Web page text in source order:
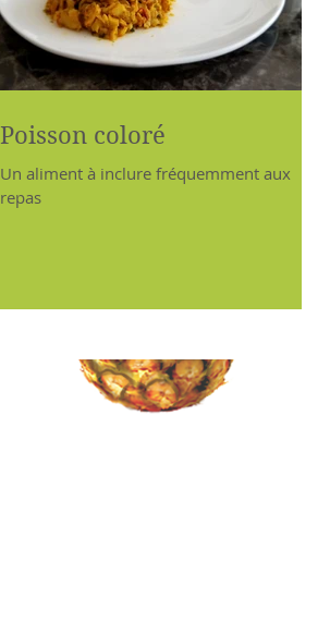
Poisson coloré
Un aliment à inclure fréquemment aux
repas